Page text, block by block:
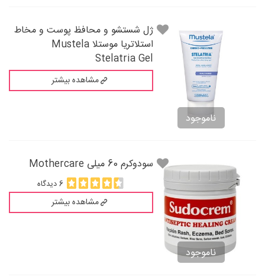
ناموجود
ژل شستشو و محافظ پوست و مخاط
استلاتريا موستلا Mustela
Stelatria Gel
مشاهده بیشتر
ناموجود
سودوکرم 60 میلی Mothercare
6 دیدگاه
مشاهده بیشتر